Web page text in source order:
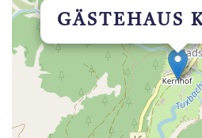
GÄSTEHAUS